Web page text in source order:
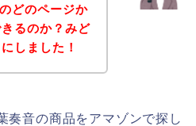
どのページか
るのか？みど
しました！
奏音の商品をアマゾンで探し